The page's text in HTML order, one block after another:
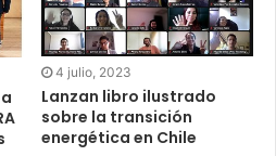
4 julio, 2023
Lanzan libro ilustrado
sobre la transición
energética en Chile